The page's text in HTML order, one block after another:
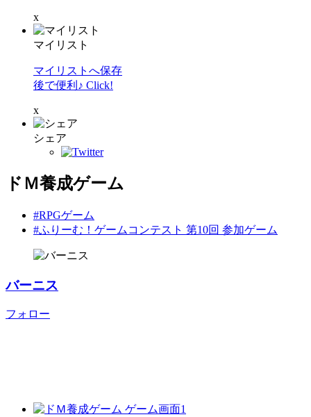
x
マイリスト
マイリストへ保存
後で便利♪ Click!
x
シェア
ドＭ養成ゲーム
#RPGゲーム
#ふりーむ！ゲームコンテスト 第10回 参加ゲーム
バーニス
フォロー